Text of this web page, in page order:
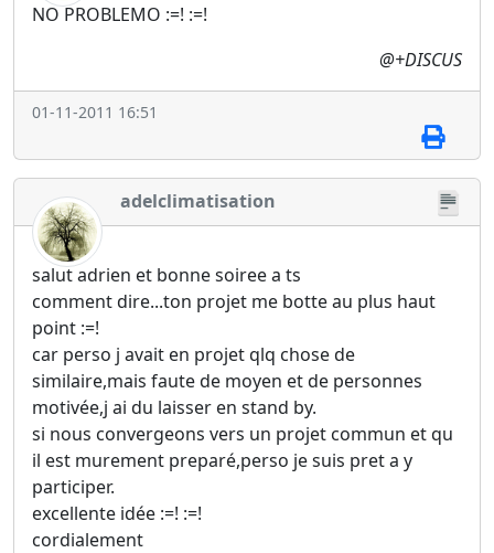
NO PROBLEMO :=! :=!
@+DISCUS
01-11-2011 16:51
adelclimatisation
salut adrien et bonne soiree a ts
comment dire...ton projet me botte au plus haut
point :=!
car perso j avait en projet qlq chose de
similaire,mais faute de moyen et de personnes
motivée,j ai du laisser en stand by.
si nous convergeons vers un projet commun et qu
il est murement preparé,perso je suis pret a y
participer.
excellente idée :=! :=!
cordialement